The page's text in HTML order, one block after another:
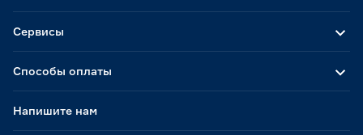
Способы оплаты
Сервисы
Напишите нам